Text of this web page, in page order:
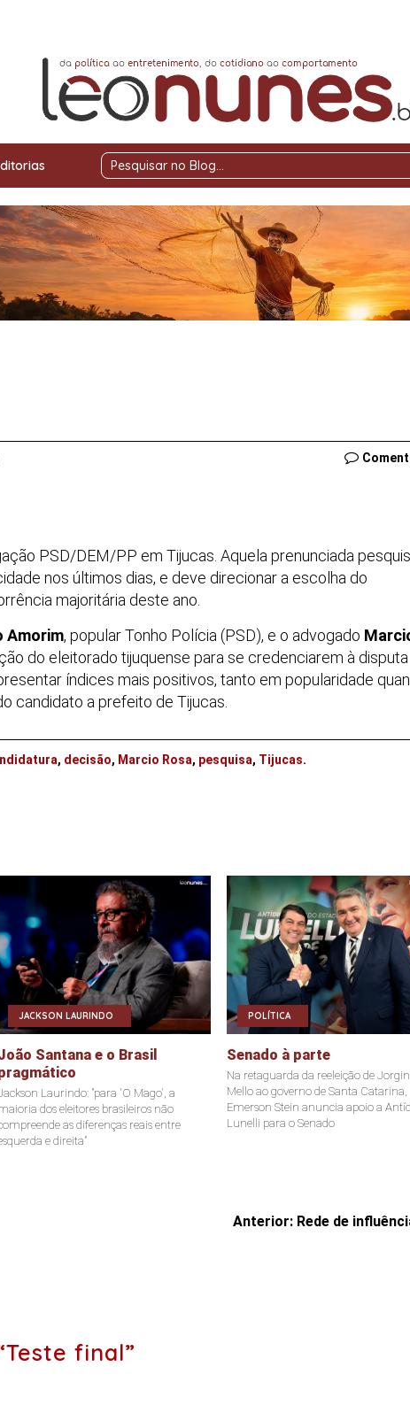
Pesquisar
PSD/DEM/PP em Tijucas. Aquela prenunciada
nos últimos dias, e deve direcionar a escolha do
majoritária deste ano.
Amorim, popular Tonho Polícia (PSD), e o advogado
do eleitorado tijuquense para se credenciarem à disputa
índices mais positivos, tanto em popularidade
candidato a prefeito de Tijucas.
, decisão, Marcio Rosa, pesquisa, Tijucas.
JACKSON LAURINDO
Santana e o Brasil
Laurindo: "para 'O Mago', a
dos eleitores brasileiros não
as diferenças reais entre
e direita"
POLÍTICA
Senado à parte
Na retaguarda da reeleição de
Mello ao governo de Santa Catarina,
Emerson Stein anuncia apoio a
Lunelli para o Senado
Anterior: Rede de
final”